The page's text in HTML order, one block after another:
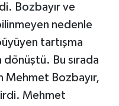
Bozbayır ve
nedenle
tartışma
dönüştü. Bu sırada
Mehmet Bozbayır,
Mehmet